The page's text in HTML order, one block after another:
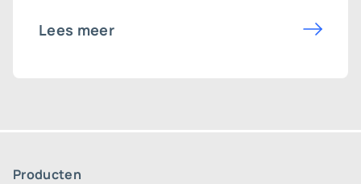
Lees meer
Producten